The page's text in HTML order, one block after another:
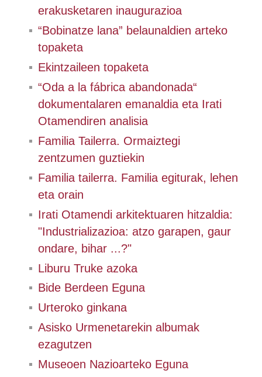
erakusketaren inaugurazioa
“Bobinatze lana” belaunaldien arteko
topaketa
Ekintzaileen topaketa
“Oda a la fábrica abandonada“
dokumentalaren emanaldia eta Irati
Otamendiren analisia
Familia Tailerra. Ormaiztegi
zentzumen guztiekin
Familia tailerra. Familia egiturak, lehen
eta orain
Irati Otamendi arkitektuaren hitzaldia:
"Industrializazioa: atzo garapen, gaur
ondare, bihar ...?"
Liburu Truke azoka
Bide Berdeen Eguna
Urteroko ginkana
Asisko Urmenetarekin albumak
ezagutzen
Museoen Nazioarteko Eguna